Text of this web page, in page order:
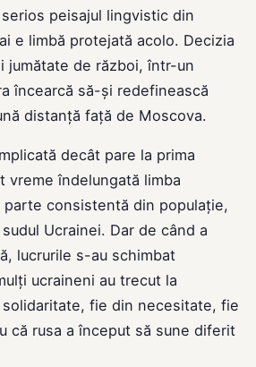
peisajul lingvistic din
e limbă protejată acolo. Decizia
jumătate de război, într-un
încearcă să-și redefinească
distanță față de Moscova.
decât pare la prima
vreme îndelungată limba
parte consistentă din populație,
Ucrainei. Dar de când a
lucrurile s-au schimbat
ucraineni au trecut la
fie din necesitate, fie
că rusa a început să sune diferit